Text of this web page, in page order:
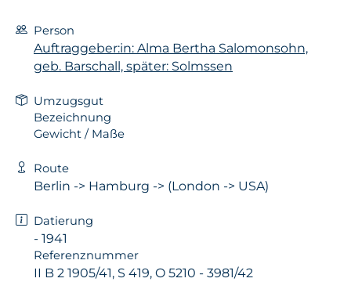
Person
Auftraggeber:in: Alma Bertha Salomonsohn,
geb. Barschall, später: Solmssen
Umzugsgut
Bezeichnung
Gewicht / Maße
Route
Berlin -> Hamburg -> (London -> USA)
Datierung
- 1941
Referenznummer
II B 2 1905/41, S 419, O 5210 - 3981/42